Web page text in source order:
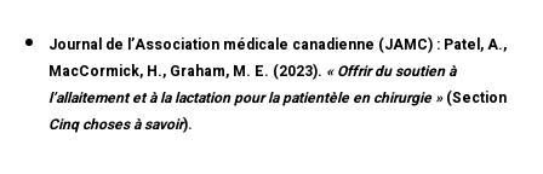
Journal de l’Association médicale canadienne (JAMC) : Patel, A.,
MacCormick, H., Graham, M. E. (2023). « Offrir du soutien à
l’allaitement et à la lactation pour la patientèle en chirurgie »(Section
Cinq choses à savoir).